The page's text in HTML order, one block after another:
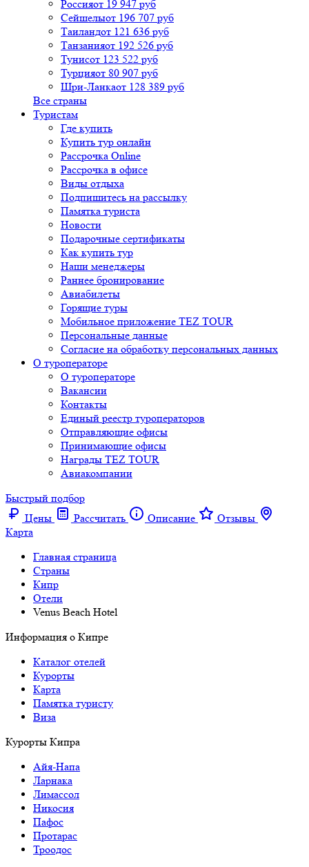
Россияот 19 947 руб
Сейшелыот 196 707 руб
Таиландот 121 636 руб
Танзанияот 192 526 руб
Тунисот 123 522 руб
Турцияот 80 907 руб
Шри-Ланкаот 128 389 руб
Все страны
Туристам
Где купить
Купить тур онлайн
Рассрочка Online
Рассрочка в офисе
Виды отдыха
Подпишитесь на рассылку
Памятка туриста
Новости
Подарочные сертификаты
Как купить тур
Наши менеджеры
Раннее бронирование
Авиабилеты
Горящие туры
Мобильное приложение TEZ TOUR
Персональные данные
Согласие на обработку персональных данных
О туроператоре
О туроператоре
Вакансии
Контакты
Единый реестр туроператоров
Отправляющие офисы
Принимающие офисы
Награды TEZ TOUR
Авиакомпании
Быстрый подбор
Цены
Рассчитать Описание
Отзывы
Карта
Главная страница
Cтраны
Кипр
Отели
Venus Beach Hotel
Информация о Кипре
Каталог отелей
Курорты
Карта
Памятка туристу
Виза
Курорты Кипра
Айя-Напа
Ларнака
Лимассол
Никосия
Пафос
Протарас
Троодос